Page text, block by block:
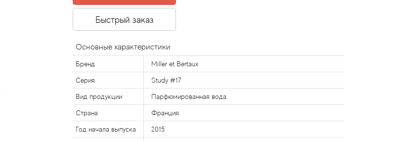
Быстрый заказ
Основные характеристики
Бренд Miller et Bertaux
Серия Study #17
Вид продукции Парфюмированная вода
Страна Франция
Год начала выпуска 2015